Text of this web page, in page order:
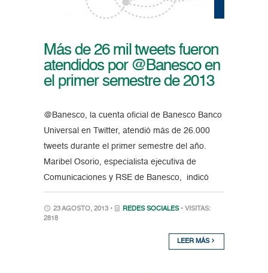
Más de 26 mil tweets fueron
atendidos por @Banesco en
el primer semestre de 2013
@Banesco, la cuenta oficial de Banesco Banco
Universal en Twitter, atendió más de 26.000
tweets durante el primer semestre del año.
Maribel Osorio, especialista ejecutiva de
Comunicaciones y RSE de Banesco, indicó
23 AGOSTO, 2013 • REDES SOCIALES • VISITAS:
2818
LEER MÁS